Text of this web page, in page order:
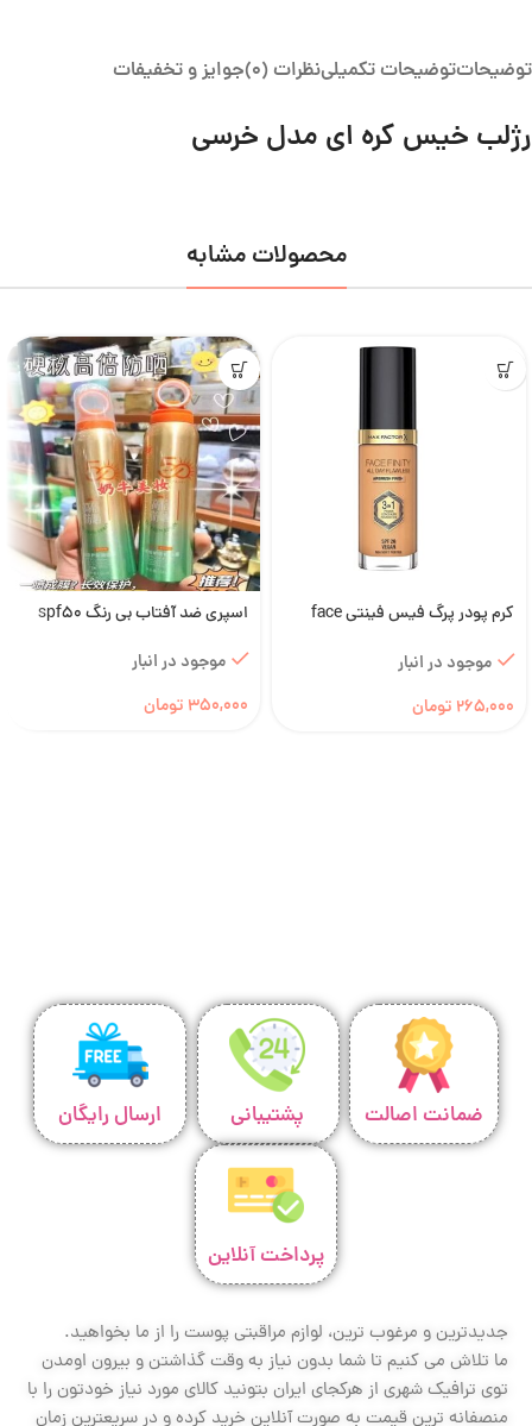
توضیحاتتوضیحات تکمیلینظرات (0) جوایز و تخفیفات
رژلب خیس کره ای مدل خرسی
محصولات مشابه
کرم پودر پرگ فیس فینتی face
موجود در انبار
265,000 تومان
اسپری ضد آفتاب بی رنگ spf50
موجود در انبار
350,000 تومان
ضمانت اصالت پشتیبانی ارسال رایگان
پرداخت آنلاین
جدیدترین و مرغوب ترین، لوازم مراقبتی پوست را از ما بخواهید.
ما تلاش می کنیم تا شما بدون نیاز به وقت گذاشتن و بیرون اومدن
توی ترافیک شهری از هرکجای ایران بتونید کالای مورد نیاز خودتون را با
منصفانه ترین قیمت به صورت آنلاین خرید کرده و در سریعترین زمان